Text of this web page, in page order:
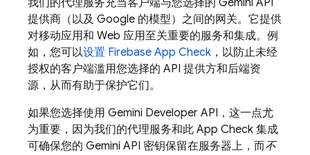
我们的代理服务充当客户端与您选择的 Gemini API
提供商（以及 Google 的模型）之间的网关。它提供
对移动应用和 Web 应用至关重要的服务和集成。例
如，您可以设置 Firebase App Check ，以防止未经
授权的客户端滥用您选择的 API 提供方和后端资
源，从而有助于保护它们。
如果您选择使用 Gemini Developer API ，这一点尤
为重要，因为我们的代理服务和此 App Check 集成
可确保您的 Gemini API 密钥保留在服务器上，而不